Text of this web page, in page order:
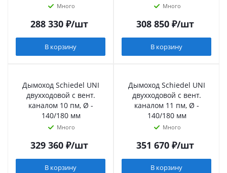
Много
288 330₽/шт
В корзину
Много
308 850₽/шт
В корзину
Дымоход Schiedel UNI
двухходовой с вент.
каналом 10 пм, Ø -
140/180 мм
Много
329 360₽/шт
В корзину
Дымоход Schiedel UNI
двухходовой с вент.
каналом 11 пм, Ø -
140/180 мм
Много
351 670₽/шт
В корзину